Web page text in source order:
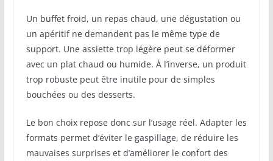
Un buffet froid, un repas chaud, une dégustation ou
un apéritif ne demandent pas le même type de
support. Une assiette trop légère peut se déformer
avec un plat chaud ou humide. À l’inverse, un produit
trop robuste peut être inutile pour de simples
bouchées ou des desserts.
Le bon choix repose donc sur l’usage réel. Adapter les
formats permet d’éviter le gaspillage, de réduire les
mauvaises surprises et d’améliorer le confort des